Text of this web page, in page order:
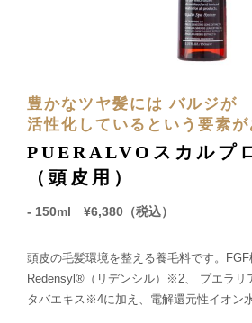
メールでのお問い合わせ
電話でのお問い合わせ
[営業時間] 平日10：00～
豊かなツヤ髪には バルジが
活性化しているという要素が
PUERALVOスカルプ
（頭皮用）
- 150ml ¥6,380（税込）
頭皮の毛髪環境を整える養毛料です。
Redensyl®（リデンシル）※2、 プエラリ
タバエキス※4に加え、電解還元性イオン